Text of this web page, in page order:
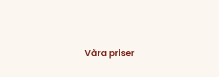
Våra priser